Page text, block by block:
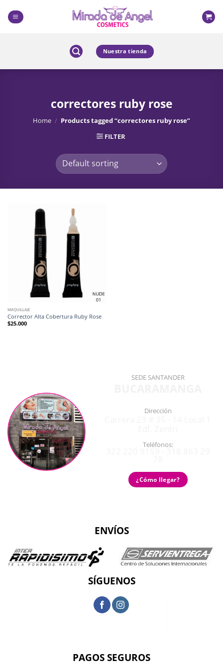
content
Nuestra tienda
correctores ruby rose
Home / Products tagged “correctores ruby rose”
FILTER
MAQUILLAJE
Corrector Alta Cobertura Ruby Rose
$25.000
SEDE SANTANDER
Dirección
Teléfonos:
¿Cómo llegar?
ENVÍOS
SÍGUENOS
PAGOS SEGUROS